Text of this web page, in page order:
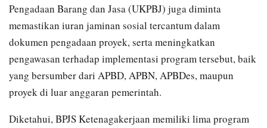
Pengadaan Barang dan Jasa (UKPBJ) juga diminta
memastikan iuran jaminan sosial tercantum dalam
dokumen pengadaan proyek, serta meningkatkan
pengawasan terhadap implementasi program tersebut, baik
yang bersumber dari APBD, APBN, APBDes, maupun
proyek di luar anggaran pemerintah.
Diketahui, BPJS Ketenagakerjaan memiliki lima program